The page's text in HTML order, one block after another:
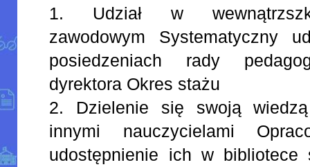
1. Udział w
zawodowym Systematyczny
posiedzeniach rady
dyrektora Okres stażu
2. Dzielenie się swoją
innymi nauczycielami
udostępnienie ich w bibliotece